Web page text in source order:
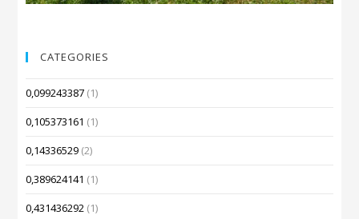
CATEGORIES
0,099243387 (1)
0,105373161 (1)
0,14336529 (2)
0,389624141 (1)
0,431436292 (1)